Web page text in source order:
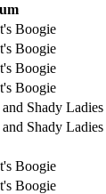
Boogie
Boogie
Boogie
Boogie
Shady Ladies
Shady Ladies
Boogie
Boogie